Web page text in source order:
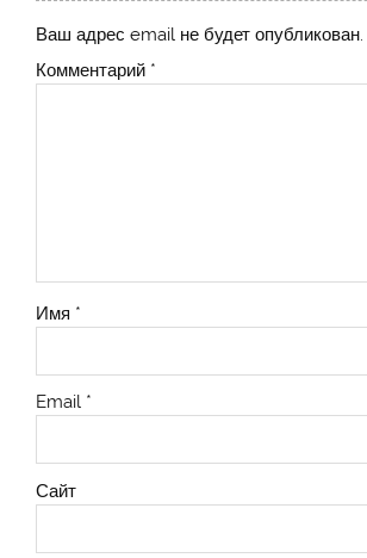
Ваш адрес email не будет опубликован.
Комментарий *
Имя *
Email *
Сайт